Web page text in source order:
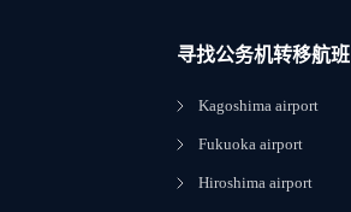
寻找公务机转移航班
Kagoshima airport
Fukuoka airport
Hiroshima airport